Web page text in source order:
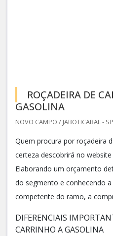
ROÇADEIRA DE
GASOLINA
NOVO CAMPO / JABOTICABAL - SP
Quem procura por roçadeira
certeza descobrirá no
Elaborando um orçamento
do segmento e conhecendo
competente do ramo, a
DIFERENCIAIS
CARRINHO A GASOLINA